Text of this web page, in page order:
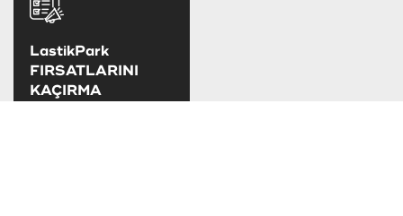
LastikPark
FIRSATLARINI
KAÇIRMA